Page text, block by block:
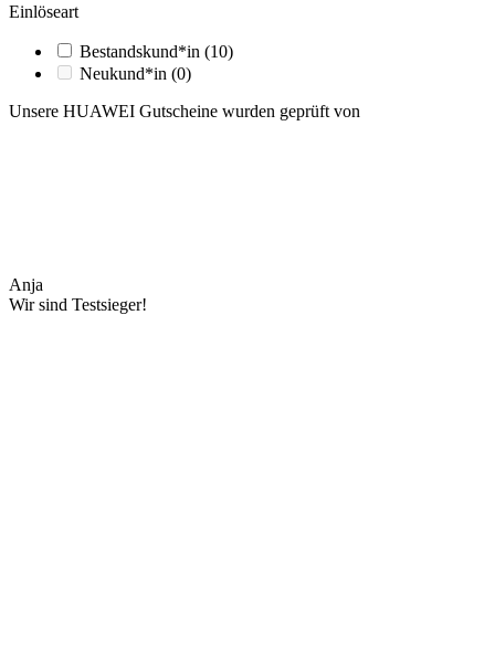
Einlöseart
Bestandskund*in (10)
Neukund*in (0)
Unsere HUAWEI Gutscheine wurden geprüft von
Anja
Wir sind Testsieger!